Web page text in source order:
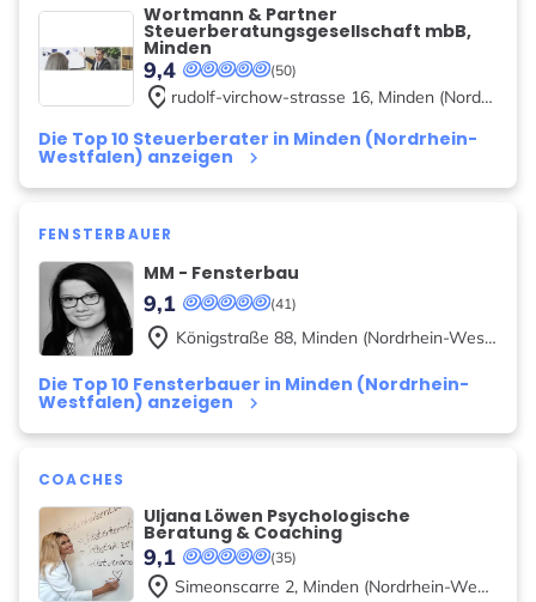
Wortmann & Partner
Steuerberatungsgesellschaft mbB,
Minden
(50)
9,4
Die Top 10 Steuerberater in Minden (Nordrhein-
Westfalen) anzeigen keyboard_arrow_right
place rudolf-virchow-strasse 16, Minden (Nordrhein-Westfalen)
FENSTERBAUER
MM - Fensterbau
(41)
9,1
Die Top 10 Fensterbauer in Minden (Nordrhein-
Westfalen) anzeigen keyboard_arrow_right
place Königstraße 88, Minden (Nordrhein-Westfalen)
COACHES
Uljana Löwen Psychologische
Beratung & Coaching
(35)
9,1
place Simeonscarre 2, Minden (Nordrhein-Westfalen)